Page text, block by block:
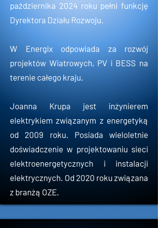
października 2024 roku pełni funkcję
Dyrektora Działu Rozwoju.
W Energix odpowiada za rozwój
projektów Wiatrowych, PV i BESS na
terenie całego kraju.
Joanna Krupa jest inżynierem
elektrykiem związanym z energetyką
od 2009 roku. Posiada wieloletnie
doświadczenie w projektowaniu sieci
elektroenergetycznych i instalacji
elektrycznych. Od 2020 roku związana
z branżą OZE.